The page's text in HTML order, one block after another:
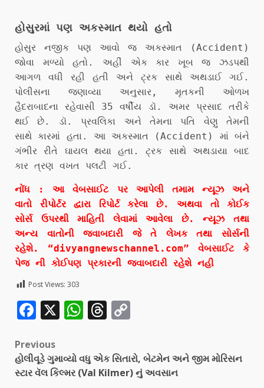
હોસુરમાં પણ અકસ્માત થયો હતો
હોસુર નજીક પણ આવો જ અકસ્માત (Accident)
જોવા મળ્યો હતો. અહીં એક કાર ખૂબ જ ઝડપથી
આગળ વધી રહી હતી અને ટ્રક સાથે અથડાઈ ગઈ.
પોલીસના જણાવ્યા અનુસાર, મૃતકની ઓળખ
હૈદરાબાદના રહેવાસી 35 વર્ષીય ડૉ. અમર પ્રસાદ તરીકે
થઈ છે. ડૉ. પ્રવલિકા અને તેમના પતિ વેણુ તેમની
સાથે કારમાં હતા. આ અકસ્માત (Accident) માં બંને
ગંભીર રીતે ઘાયલ થયા હતા. ટ્રક સાથે અથડાયા બાદ
કાર ત્રણ વખત પલટી ગઈ.
નોંધ : આ વેબસાઈટ પર આપેલી તમામ ન્યૂઝ અને
વાતો રીપોર્ટર દ્વારા રિપોર્ટ કરેલા છે. અથવા તો કોઈક
સોર્સ ઉપરથી માહિતી લેવામાં આવેલા છે. ન્યૂઝ તથા
અન્ય વાતોની જવાબદારી જે તે લેખક તથા સોર્સની
રહેશે. “divyangnewschannel.com” વેબસાઈટ કે
પેજ ની કોઈપણ પ્રકારની જવાબદારી રહેશે નહી
Post Views: 303
Facebook
X WhatsApp
Threads
Previous
હોલીવૂડે ગુમાવ્યો વધુ એક સિતારો, બેટમેન અને જીમ મોરિસન
સ્ટાર વૅલ કિલ્મર (Val Kilmer) નું અવસાન